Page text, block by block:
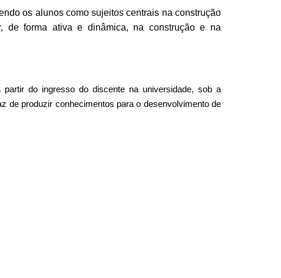
os alunos como sujeitos centrais na construção
de forma ativa e dinâmica, na construção e na
partir do ingresso do discente na universidade, sob a
de produzir conhecimentos para o desenvolvimento de